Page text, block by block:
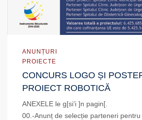
ANUNȚURI
PROIECTE
CONCURS LOGO ȘI
PROIECT ROBOTICĂ
ANEXELE le g[si’i ]n pagin[.
00.-Anunț de selecție parteneri